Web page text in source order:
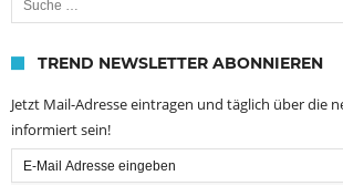
TREND NEWSLETTER ABONNIEREN
Jetzt Mail-Adresse eintragen und täglich über die
informiert sein!
Email
Subscription